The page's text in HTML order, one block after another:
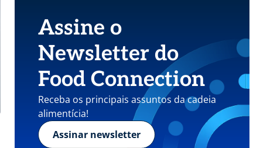
Assine o
Newsletter do
Food Connection
Receba os principais assuntos da cadeia
alimentícia!
Assinar newsletter